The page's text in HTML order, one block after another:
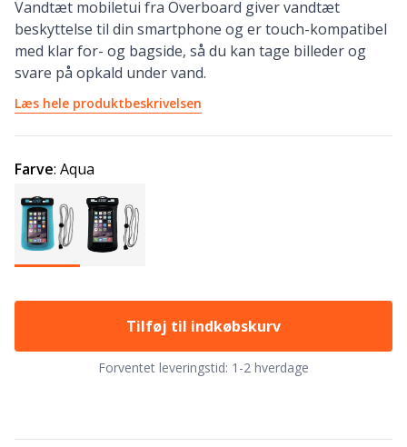
Vandtæt mobiletui fra Overboard giver vandtæt
beskyttelse til din smartphone og er touch-kompatibel
med klar for- og bagside, så du kan tage billeder og
svare på opkald under vand.
Læs hele produktbeskrivelsen
Farve: Aqua
Tilføj til indkøbskurv
Forventet leveringstid: 1-2 hverdage